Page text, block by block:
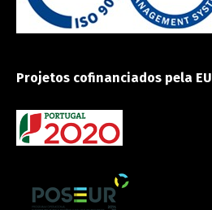
Projetos cofinanciados pela EU